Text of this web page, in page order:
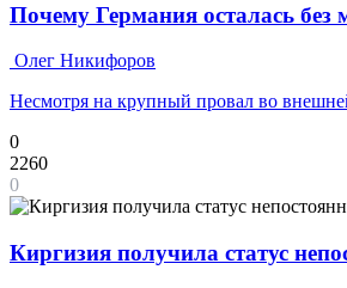
Почему Германия осталась без
Олег Никифоров
Несмотря на крупный провал во
0
2260
0
Киргизия получила статус